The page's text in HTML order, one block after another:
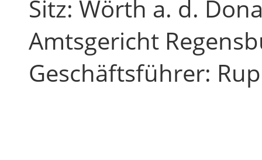
Sitz: Wörth a. d.
Amtsgericht
Geschäftsführer: